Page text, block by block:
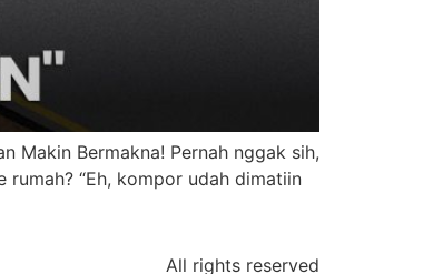
Makin Bermakna! Pernah nggak sih,
“Eh, kompor udah dimatiin
All rights reserved